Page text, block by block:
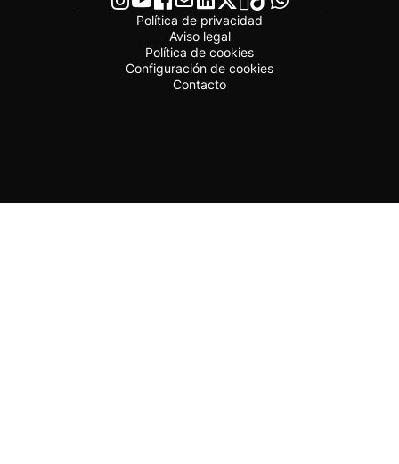
Política de privacidad
Aviso legal
Política de cookies
Configuración de cookies
Contacto